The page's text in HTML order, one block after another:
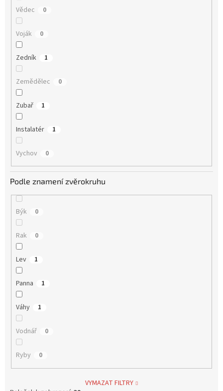
Vědec 0
Voják 0
Zedník 1
Zemědělec 0
Zubař 1
Instalatér 1
Vychov 0
Podle znamení zvěrokruhu
Býk 0
Rak 0
Lev 1
Panna 1
Váhy 1
Vodnář 0
Ryby 0
VYMAZAT FILTRY